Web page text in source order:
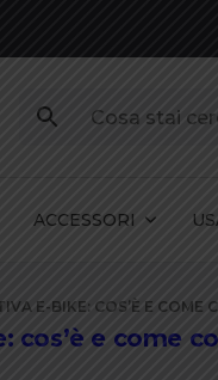
ACCESSORI
E-BIKE: COS’È E COME
cos’è e come